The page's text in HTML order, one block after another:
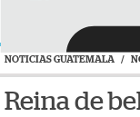
NOTICIAS GUATEMALA /
Reina de